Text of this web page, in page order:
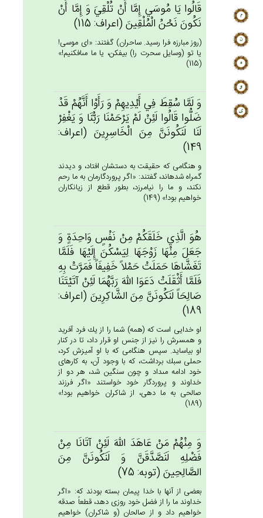
قَالُوا يَا مُوسَي‌ إِمَّا أَن‌ْ تُلْقِي‌َ وَ إِمَّا أَن‌ْ
نَكُون‌َ نَحْن‌ُ الْمُلْقِين‌َ (اعراف: 115)
(روز مبارزه فرا رسيد. ساحران) گفتند: «اى موسى!
يا تو (وسايل سحرت را) بيفكن، يا ما مى‏افكنيم!»
(115)
وَ لَمَّا سُقِط‌َ فِي‌ أَيْدِيهِم‌ْ وَ رَأَوْا أَنَّهُم‌ْ قَدْ
ضَلُّوا قَالُوا لَئِنْ‌ لَم‌ْ يَرْحَمْنَا رَبُّنَا وَ يَغْفِرْ
لَنَا لَنَكُونَن‌َّ مِن‌َ الْخَاسِرِين‌َ (اعراف:
149)
و هنگامى كه حقيقت به دستشان افتاد، و ديدند
گمراه شده‏اند، گفتند: «اگر پروردگارمان به ما رحم
نكند، و ما را نيامرزد، بطور قطع از زيانكاران
خواهيم بود!» (149)
هُوَ الَّذِي‌ خَلَقَكُمْ‌ مِنْ‌ نَفْس‌ٍ وَاحِدَة‌ٍ وَ
جَعَل‌َ مِنْهَا زَوْجَهَا لِيَسْكُن‌َ إِلَيْهَا فَلَمَّا
تَغَشَّاهَا حَمَلَت‌ْ حَمْلاً خَفِيفَاً فَمَرَّت‌ْ بِه‌ِ
فَلَمَّا أَثْقَلَتْ‌ دَعَوَا الله‌َ رَبَّهُمَا لَئِن‌ْ آتَيْتَنَا
صَالِحَاً لَنَكُونَن‌َّ مِن‌َ الشَّاكِرِين‌َ (اعراف:
189)
او خدايى است كه (همه) شما را از يك فرد آفريد
و همسرش را نيز از جنس او قرار داد، تا در كنار
او بياسايد. سپس هنگامى كه با او آميزش كرد،
حملى سبك برداشت، كه با وجود آن، به كارهاى
خود ادامه مى‏داد و چون سنگين شد، هر دو از
خداوند و پروردگار خود خواستند «اگر فرزند
صالحى به ما دهى، از شاكران خواهيم بود!»
(189)
وَ مِنْهُم‌ْ مَن‌ْ عَاهَدَ الله‌َ لَئِن‌ْ آتَانَا مِنْ‌
فَضْلِه‌ِ لَنَصَّدَّقَن‌َّ وَ لَنَكُونَن‌َّ مِن‌َ
الصَّالِحِين‌َ (توبه: 75)
بعضى از آنها با خدا پيمان بسته بودند كه: «اگر
خداوند ما را از فضل خود روزى دهد، قطعاً صدقه
خواهيم داد و از صالحان (و شاكران) خواهيم